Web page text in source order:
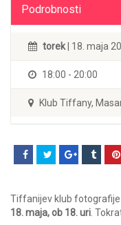
Podrobnosti
torek | 18. maja
18:00 - 20:00
Klub Tiffany,
Tiffanijev klub fotografije
18. maja, ob 18. uri .